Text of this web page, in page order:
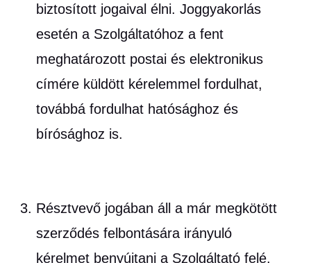
biztosított jogaival élni. Joggyakorlás
esetén a Szolgáltatóhoz a fent
meghatározott postai és elektronikus
címére küldött kérelemmel fordulhat,
továbbá fordulhat hatósághoz és
bírósághoz is.
Résztvevő jogában áll a már megkötött
szerződés felbontására irányuló
kérelmet benyújtani a Szolgáltató felé.